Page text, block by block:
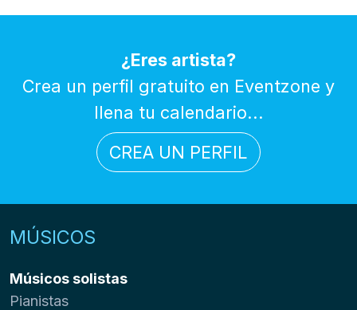
¿Eres artista?
Crea un perfil gratuito en Eventzone y
llena tu calendario...
CREA UN PERFIL
MÚSICOS
Músicos solistas
Pianistas